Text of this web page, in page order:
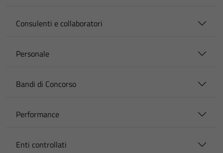
Consulenti e collaboratori
Personale
Bandi di Concorso
Performance
Enti controllati